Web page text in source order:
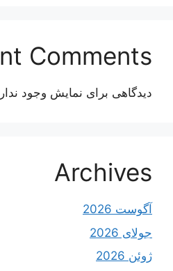
Comments
دیدگاهی برای نمایش وجود
Archives
آگوست 2026
جولای 2026
ژوئن 2026